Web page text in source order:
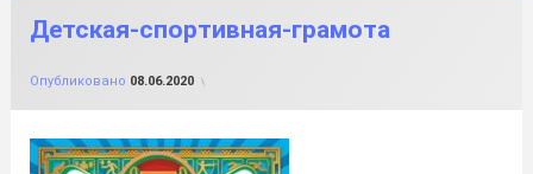
Детская-спортивная-грамота
Опубликовано 08.06.2020